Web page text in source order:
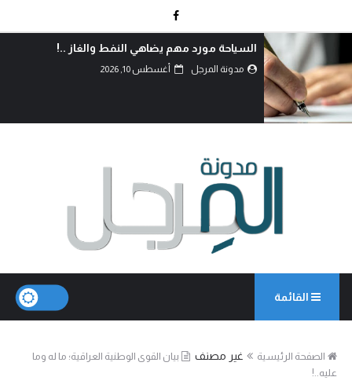
الحر الرياحي.. الفرق بين الدين والحق..!
مدونة المرجل أغسطس 10, 2026
القائمة
الصفحة الرئيسية غير مصنف
بيان القوى الوطنية العراقية؛ ما له وما
عليه..!